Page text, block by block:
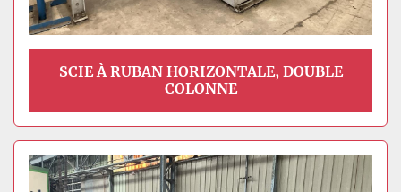
SCIE À RUBAN HORIZONTALE, DOUBLE
COLONNE